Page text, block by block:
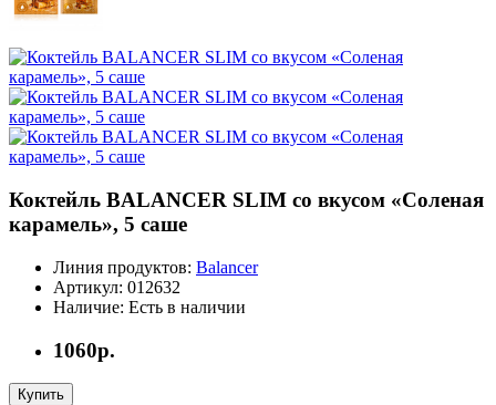
Коктейль BALANCER SLIM со вкусом «Соленая
карамель», 5 саше
Линия продуктов: Balancer
Артикул: 012632
Наличие: Есть в наличии
1060р.
Купить